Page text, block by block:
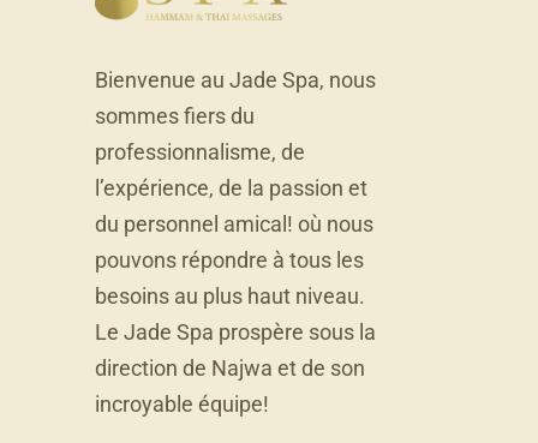
Bienvenue au Jade Spa, nous
sommes fiers du
professionnalisme, de
l’expérience, de la passion et
du personnel amical! où nous
pouvons répondre à tous les
besoins au plus haut niveau.
Le Jade Spa prospère sous la
direction de Najwa et de son
incroyable équipe!